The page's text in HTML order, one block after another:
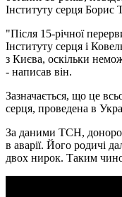
Інституту серця Борис
"Після 15-річної
Інституту серця і
з Києва, оскільки
- написав він.
Зазначається, що це
серця, проведена в
За даними ТСН,
в аварії. Його родичі
двох нирок. Таким